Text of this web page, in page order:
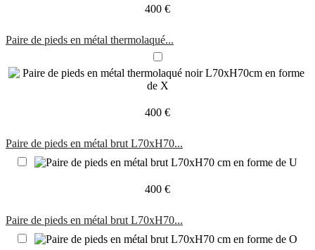
400 €
Paire de pieds en métal thermolaqué...
400 €
Paire de pieds en métal brut L70xH70...
400 €
Paire de pieds en métal brut L70xH70...